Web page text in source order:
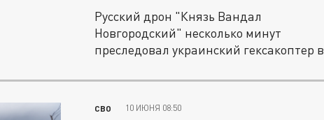
Русский дрон "Князь Вандал
Новгородский" несколько минут
преследовал украинский гексакоптер в
СВО 10 ИЮНЯ 08:50